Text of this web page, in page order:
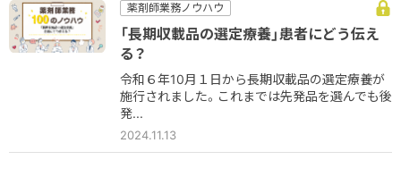
薬剤師業務ノウハウ
「長期収載品の選定療養」患者にどう伝え
る？
令和６年10月１日から長期収載品の選定療養が
施行されました。これまでは先発品を選んでも後
発...
2024.11.13